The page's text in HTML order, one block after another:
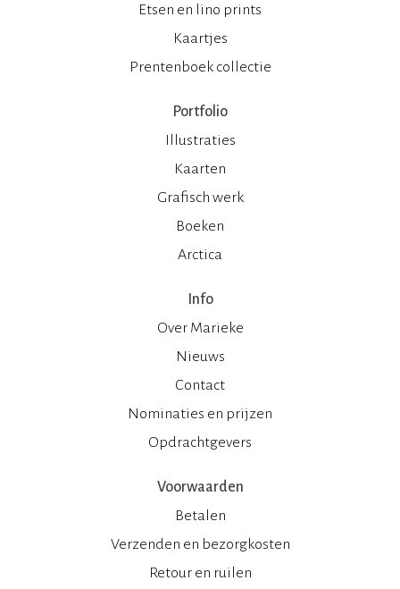
Etsen en lino prints
Kaartjes
Prentenboek collectie
Portfolio
Illustraties
Kaarten
Grafisch werk
Boeken
Arctica
Info
Over Marieke
Nieuws
Contact
Nominaties en prijzen
Opdrachtgevers
Voorwaarden
Betalen
Verzenden en bezorgkosten
Retour en ruilen